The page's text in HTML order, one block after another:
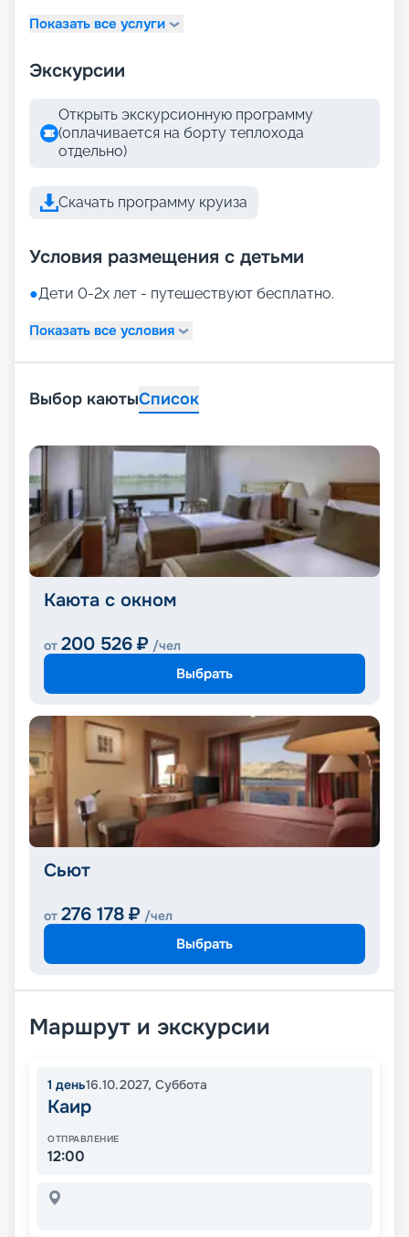
Показать все услуги
Экскурсии
Открыть экскурсионную программу
(оплачивается на борту теплохода
отдельно)
Скачать программу круиза
Условия размещения с детьми
●Дети 0-2х лет - путешествуют бесплатно.
Показать все условия
Выбор каютыСписок
Каюта с окном
от 200 526 ₽ /чел
Выбрать
Сьют
от 276 178 ₽ /чел
Выбрать
Маршрут и экскурсии
1 день16.10.2027, Суббота
Каир
ОТПРАВЛЕНИЕ
12:00